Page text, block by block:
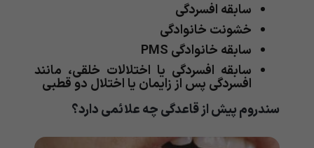
سابقه افسردگی
خشونت خانوادگی
سابقه خانوادگی PMS
سابقه افسردگی یا اختلالات خلقی، مانند
افسردگی پس از زایمان یا اختلال دو قطبی
سندروم پیش از قاعدگی چه علائمی دارد؟